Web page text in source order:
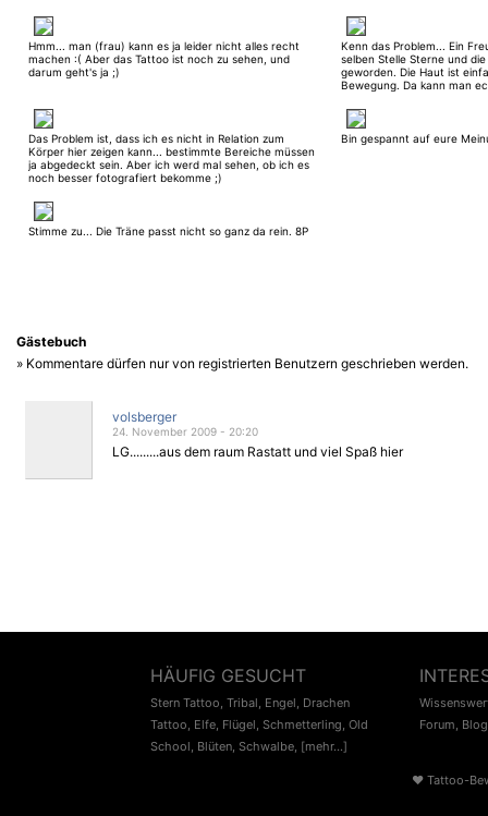
Hmm... man (frau) kann es ja leider nicht alles recht
machen :( Aber das Tattoo ist noch zu sehen, und
darum geht's ja ;)
Kenn das Problem... Ein
selben Stelle Sterne und
geworden. Die Haut ist
Bewegung. Da kann man
Das Problem ist, dass ich es nicht in Relation zum
Körper hier zeigen kann... bestimmte Bereiche müssen
ja abgedeckt sein. Aber ich werd mal sehen, ob ich es
noch besser fotografiert bekomme ;)
Bin gespannt auf eure
Stimme zu... Die Träne passt nicht so ganz da rein. 8P
Gästebuch
» Kommentare dürfen nur von registrierten Benutzern geschrieben werden.
volsberger
24. November 2009 - 20:20
LG.........aus dem raum Rastatt und viel Spaß hier
HÄUFIG GESUCHT
Stern Tattoo, Tribal, Engel, Drachen
Tattoo, Elfe, Flügel, Schmetterling, Old
School, Blüten, Schwalbe, [mehr...]
Forum, Blog
♥ Tattoo-